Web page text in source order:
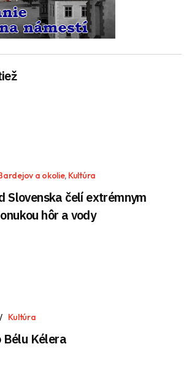
a okolie, Kultúra
Slovenska čelí extrémnym
hôr a vody
Kultúra
Kélera